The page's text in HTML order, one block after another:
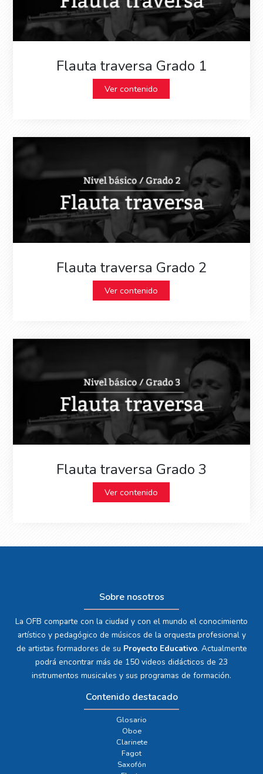
Flauta traversa Grado 1
Ver contenido
Flauta traversa Grado 2
Ver contenido
Flauta traversa Grado 3
Ver contenido
Sobre nosotros
La OFB comparte con la ciudad y con el mundo el conocimiento
artístico y pedagógico de músicos de la orquesta profesional y
de artistas formadores de su Proyecto Educativo. Actualmente
podrá encontrar más de 150 videos didácticos de 23
instrumentos musicales y sus programas de formación.
Contenido destacado
Glosario
Oboe
Clarinete
Fagot
Saxofón